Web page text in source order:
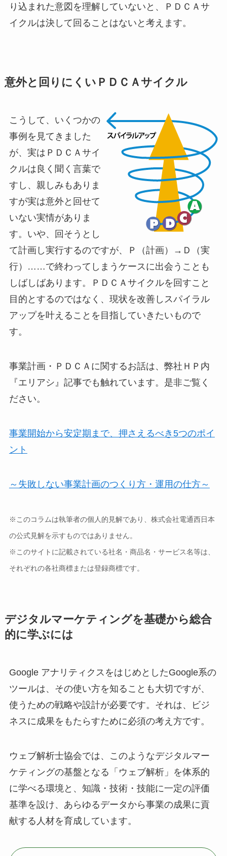
り込まれた意図を理解していないと、ＰＤＣＡサ
イクルは決して回ることはないと考えます。
意外と回りにくいＰＤＣＡサイクル
こうして、いくつかの
事例を見てきました
が、実はＰＤＣＡサイ
クルは良く聞く言葉で
すし、親しみもありま
すが実は意外と回せて
いない実情がありま
す。いや、回そうとし
て計画し実行するのですが、Ｐ（計画）→Ｄ（実
行）……で終わってしまうケースに出会うことも
しばしばあります。ＰＤＣＡサイクルを回すこと
目的とするのではなく、現状を改善しスパイラル
アップを叶えることを目指していきたいもので
す。
事業計画・ＰＤＣＡに関するお話は、弊社ＨＰ内
『エリアシ』記事でも触れています。是非ご覧く
ださい。
事業開始から安定期まで、押さえるべき5つのポイ
ント
～失敗しない事業計画のつくり方・運用の仕方～
※このコラムは執筆者の個人的見解であり、株式会社電通西日本
の公式見解を示すものではありません。
※このサイトに記載されている社名・商品名・サービス名等は、
それぞれの各社商標または登録商標です。
デジタルマーケティングを基礎から総合
的に学ぶには
Google アナリティクスをはじめとしたGoogle系の
ツールは、その使い方を知ることも大切ですが、
使うための戦略や設計が必要です。それは、ビジ
ネスに成果をもたらすために必須の考え方です。
ウェブ解析士協会では、このようなデジタルマー
ケティングの基盤となる「ウェブ解析」を体系的
に学べる環境と、知識・技術・技能に一定の評価
基準を設け、あらゆるデータから事業の成果に貢
献する人材を育成しています。